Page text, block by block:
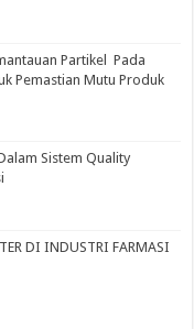
Partikel Pada
Pemastian Mutu Produk
Sistem Quality
DI INDUSTRI FARMASI